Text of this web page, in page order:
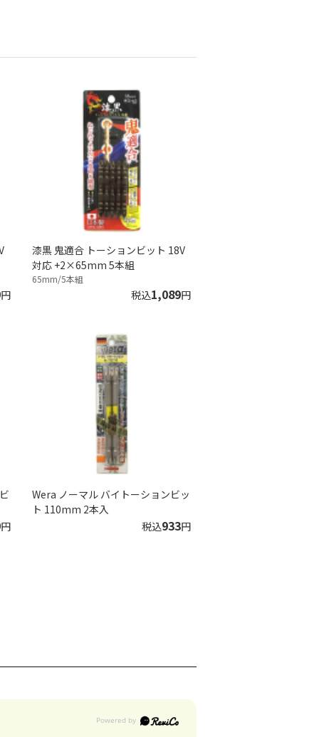
円
漆黒 鬼適合 トーションビット 18V
対応 +2×65mm 5本組
65mm/5本組
税込1,089円
円
Wera ノーマル バイトーションビッ
ト 110mm 2本入
税込933円